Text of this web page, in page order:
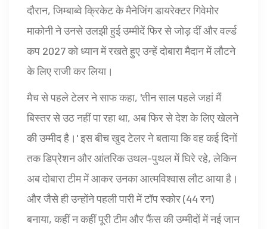
दौरान, जिम्बाब्वे क्रिकेट के मैनेजिंग डायरेक्टर गिवेमोर
माकोनी ने उनसे उलझी हुई उम्मीदें फिर से जोड़ दीं और वर्ल्ड
कप 2027 को ध्यान में रखते हुए उन्हें दोबारा मैदान में लौटने
के लिए राजी कर लिया।
मैच से पहले टेलर ने साफ कहा, 'तीन साल पहले जहां मैं
बिस्तर से उठ नहीं पा रहा था, अब फिर से देश के लिए खेलने
की उम्मीद है।' इस बीच खुद टेलर ने बताया कि वह कई दिनों
तक डिप्रेशन और आंतरिक उथल-पुथल में घिरे रहे, लेकिन
अब दोबारा टीम में आकर उनका आत्मविश्वास लौट आया है।
और जैसे ही उन्होंने पहली पारी में टॉप स्कोर (44 रन)
बनाया, कहीं न कहीं पूरी टीम और फैंस की उम्मीदों में नई जान